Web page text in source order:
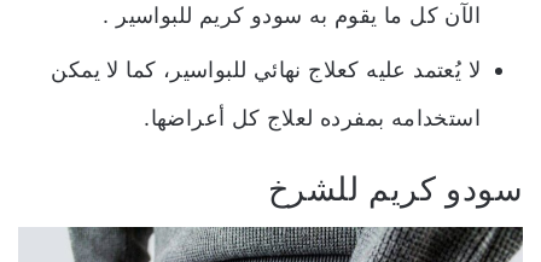
الآن كل ما يقوم به سودو كريم للبواسير .
لا يُعتمد عليه كعلاج نهائي للبواسير، كما لا يمكن
استخدامه بمفرده لعلاج كل أعراضها.
سودو كريم للشرخ